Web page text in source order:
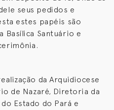
seus pedidos e
estes papéis são
Basílica Santuário e
da Arquidiocese
de Nazaré, Diretoria da
Estado do Pará e